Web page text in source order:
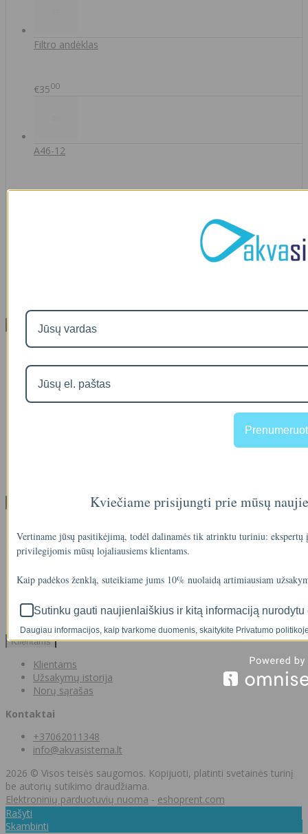
Filtro andėklas
€3500
A46-12
€290
IŠMANAUS VANDENS NUOTĖKIO DETEKTORIAUS PRIEDAS
Informacija
Apie mus
Apsipirkimo sąlygos ir taisyklės
Garantijos
Klientų aptarnavimas
Prekės su nuolaida
Gamintojai
Partnerystės programa
Svetainės medis
Kontaktai
Klientams
Klientams
Užsakymų istorija
Norų sąrašas
Kontaktai
+37062011348
info@akvasistema.lt
2026 © Visos teisės saugomos. Kopijuoti, platinti svetainės turinį
be autorių sutikimo draudžiama.
Elektroninių parduotuvių nuoma - eshoprent.com
Rašyti
Skambinti
Kviečiame prisijungti prie mūsų
Vertiname jūsų pasitikėjimą, todėl dalinamės tik atrinktu turiniu:
privilegijomis mūsų lojaliausiems klientams.
Kaip padėkos ženklą, suteikiame jums 10% nuolaidą artimiausiam
Sutinku gauti naujienlaiškius ir kitą informaciją
Daugiau informacijos, kaip tvarkome duomenis, skaitykite Privatumo